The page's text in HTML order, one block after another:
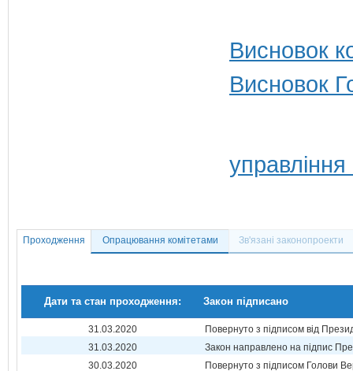
Висновок
Висновок
Проходження Опрацювання комітетами Зв'язані законопроекти
Дати та стан проходження: Закон підписано
31.03.2020
Повернуто з підписом від
31.03.2020
Закон направлено на підпис
30.03.2020
Повернуто з підписом Голови